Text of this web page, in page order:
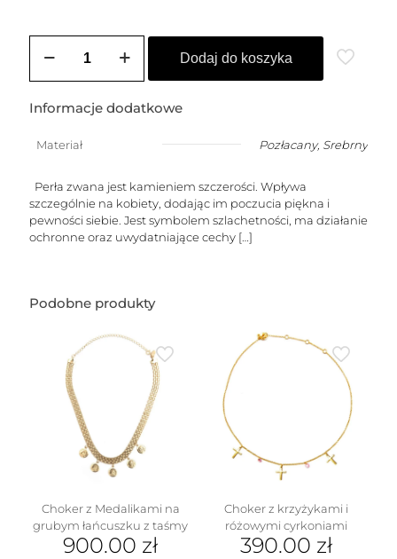
ZOZO
Choker
pereł
przywieszką
do
wyboru
Dodaj do koszyka
Informacje dodatkowe
Materiał Pozłacany, Srebrny
Perła zwana jest kamieniem szczerości. Wpływa
szczególnie na kobiety, dodając im poczucia piękna i
pewności siebie. Jest symbolem szlachetności, ma działanie
ochronne oraz uwydatniające cechy […]
Podobne produkty
Choker z Medalikami na
grubym łańcuszku z taśmy
900.00 zł
Choker z krzyżykami i
różowymi cyrkoniami
390.00 zł